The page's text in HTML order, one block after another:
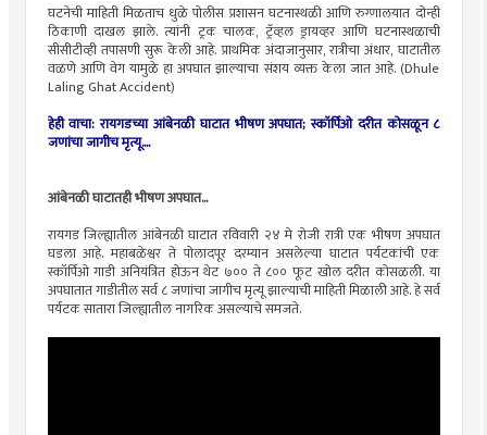
घटनेची माहिती मिळताच धुळे पोलीस प्रशासन घटनास्थळी आणि रुग्णालयात दोन्ही
ठिकाणी दाखल झाले. त्यांनी ट्रक चालक, ट्रॅव्हल ड्रायव्हर आणि घटनास्थळाची
सीसीटीव्ही तपासणी सुरू केली आहे. प्राथमिक अंदाजानुसार, रात्रीचा अंधार, घाटातील
वळणे आणि वेग यामुळे हा अपघात झाल्याचा संशय व्यक्त केला जात आहे. (Dhule
Laling Ghat Accident)
हेही वाचा: रायगडच्या आंबेनळी घाटात भीषण अपघात; स्कॉर्पिओ दरीत कोसळून ८
जणांचा जागीच मृत्यू....
आंबेनळी घाटातही भीषण अपघात...
रायगड जिल्ह्यातील आंबेनळी घाटात रविवारी २४ मे रोजी रात्री एक भीषण अपघात
घडला आहे. महाबळेश्वर ते पोलादपूर दरम्यान असलेल्या घाटात पर्यटकांची एक
स्कॉर्पिओ गाडी अनियंत्रित होऊन थेट ७०० ते ८०० फूट खोल दरीत कोसळली. या
अपघातात गाडीतील सर्व ८ जणांचा जागीच मृत्यू झाल्याची माहिती मिळाली आहे. हे सर्व
पर्यटक सातारा जिल्ह्यातील नागरिक असल्याचे समजते.